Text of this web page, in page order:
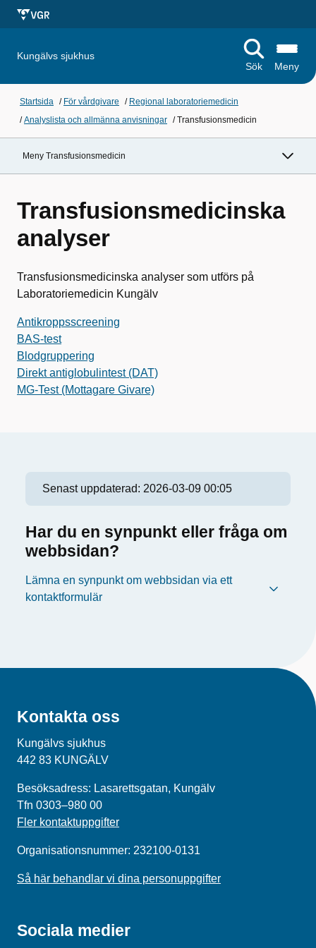
Kungälvs sjukhus
Sök
Meny
Startsida / För vårdgivare / Regional laboratoriemedicin
/Analyslista och allmänna anvisningar /Transfusionsmedicin
Meny Transfusionsmedicin
Transfusionsmedicinska
analyser
Transfusionsmedicinska analyser som utförs på
Laboratoriemedicin Kungälv
Antikroppsscreening
BAS-test
Blodgruppering
Direkt antiglobulintest (DAT)
MG-Test (Mottagare Givare)
Senast uppdaterad: 2026-03-09 00:05
Har du en synpunkt eller fråga om
webbsidan?
Lämna en synpunkt om webbsidan via ett
kontaktformulär
Kontakta oss
Kungälvs sjukhus
442 83 KUNGÄLV
Besöksadress: Lasarettsgatan, Kungälv
Tfn 0303–980 00
Fler kontaktuppgifter
Organisationsnummer: 232100-0131
Så här behandlar vi dina personuppgifter
Sociala medier